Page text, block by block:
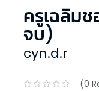
ครูเฉลิม
จบ)
cyn.d.r
(0